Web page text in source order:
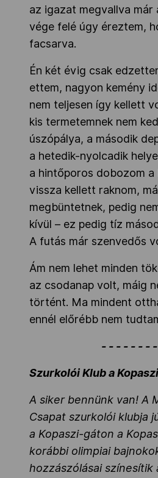
az igazat megvallva már
vége felé úgy éreztem,
facsarva.
Én két évig csak
ettem, nagyon kemény
nem teljesen így kellett
kis termetemnek nem
úszópálya, a második
a hetedik-nyolcadik
a hintőporos dobozom
vissza kellett raknom,
megbüntetnek, pedig
kívül – ez pedig tíz
A futás már szenvedős
Ám nem lehet minden
az csodanap volt, máig
történt. Ma mindent
ennél előrébb nem
- - - - - - -
Szurkolói Klub a
A siker bennünk van! A
Csapat szurkolói klubja
a Kopaszi-gáton a
korábbi olimpiai
hozzászólásai színesítik